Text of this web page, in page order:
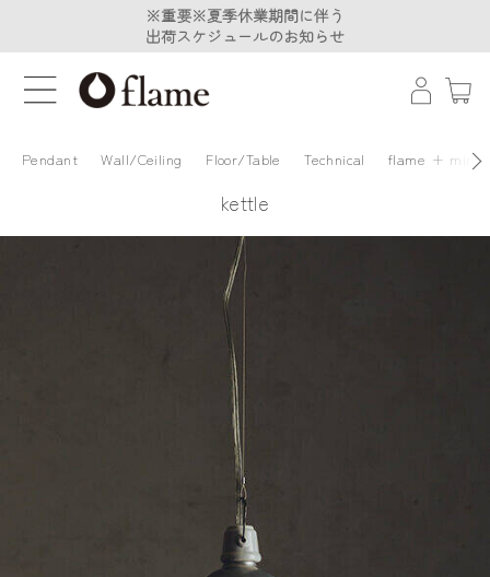
Pendant Wall/Ceiling Floor/Table Technical flame + minä
kettle
※重要※夏季休業期間に伴う
出荷スケジュールのお知らせ
※重要※夏季休業期間に伴う
出荷スケジュールのお知らせ